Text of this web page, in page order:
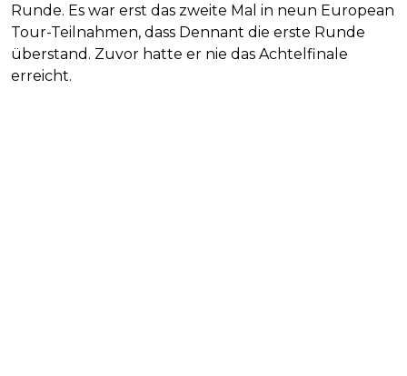
Runde. Es war erst das zweite Mal in neun European
Tour-Teilnahmen, dass Dennant die erste Runde
überstand. Zuvor hatte er nie das Achtelfinale
erreicht.